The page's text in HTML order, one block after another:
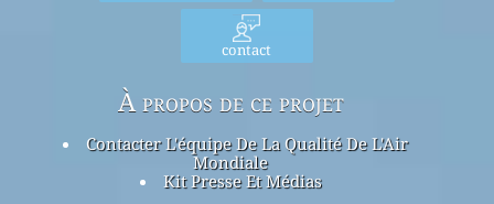
contact
À propos de ce projet
Contacter L'équipe De La Qualité De L'Air
Mondiale
Kit Presse Et Médias